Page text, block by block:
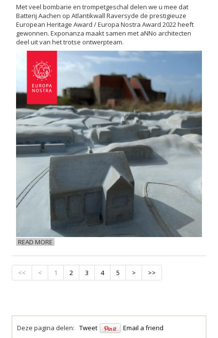
Met veel bombarie en trompetgeschal delen we u mee dat
Batterij Aachen op Atlantikwall Raversyde de prestigieuze
European Heritage Award / Europa Nostra Award 2022 heeft
gewonnen. Exponanza maakt samen met aNNo architecten
deel uit van het trotse ontwerpteam.
READ MORE
<< < 1 2 3 4 5 > >>
Deze pagina delen: Tweet Email a friend